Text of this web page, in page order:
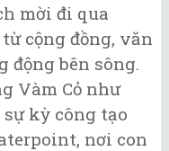
mời đi qua
cộng đồng, văn
động bên sông.
Vàm Cỏ như
kỳ công tạo
nơi con